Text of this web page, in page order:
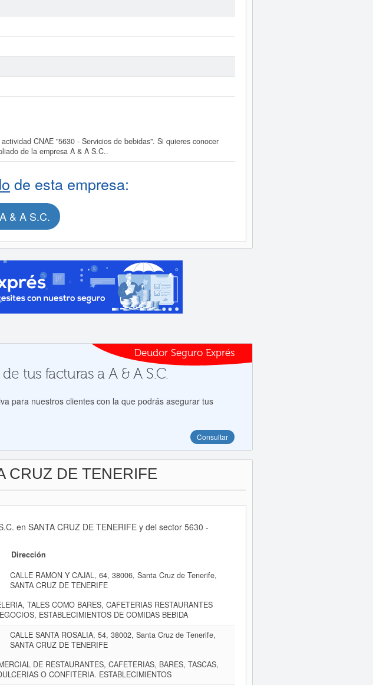
CNAE "5630 - Servicios de bebidas". Si quieres conocer
de la empresa A & A S.C..
de esta empresa:
& A S.C.
Deudor Seguro Exprés
tus facturas a A & A S.C.
para nuestros clientes con la que podrás asegurar tus
Consultar
CRUZ DE TENERIFE
en SANTA CRUZ DE TENERIFE y del sector 5630 -
Dirección
CALLE RAMON Y CAJAL, 64, 38006, Santa Cruz de Tenerife,
SANTA CRUZ DE TENERIFE
TALES COMO BARES, CAFETERIAS RESTAURANTES
ESTABLECIMIENTOS DE COMIDAS BEBIDA
CALLE SANTA ROSALIA, 54, 38002, Santa Cruz de Tenerife,
SANTA CRUZ DE TENERIFE
DE RESTAURANTES, CAFETERIAS, BARES, TASCAS,
O CONFITERIA. ESTABLECIMIENTOS